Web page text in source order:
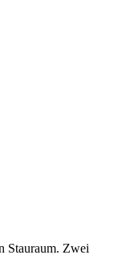
Stauraum. Zwei